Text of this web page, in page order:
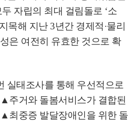
자립의 최대 걸림돌로 ‘소
목해 지난 3년간 경제적 ·물리
은 여전히 유효한 것으로 확
실태조사를 통해 우선적으로
▲주거와 돌봄서비스가 결합된
▲최중증 발달장애인을 위한 돌